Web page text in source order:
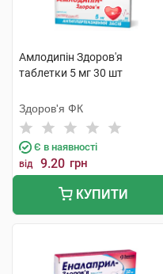
Амлодипін Здоров'я
таблетки 5 мг 30 шт
Здоров'я ФК
Є в наявності
від 9.20 грн
КУПИТИ